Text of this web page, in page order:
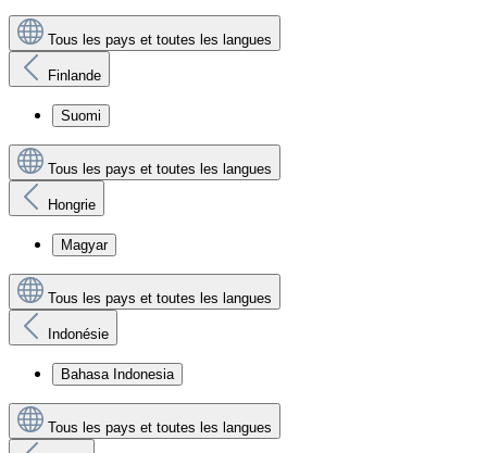
Tous les pays et toutes les langues
Finlande
Suomi
Tous les pays et toutes les langues
Hongrie
Magyar
Tous les pays et toutes les langues
Indonésie
Bahasa Indonesia
Tous les pays et toutes les langues